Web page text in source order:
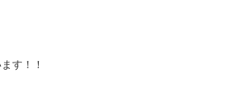
す！！